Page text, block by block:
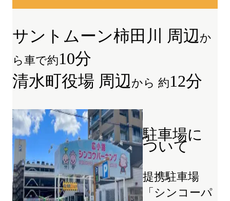
サントムーン柿田川 周辺 か
ら車で約10分
清水町役場 周辺 から 約12分
駐車場に
ついて
提携駐車場
「シンコーパ